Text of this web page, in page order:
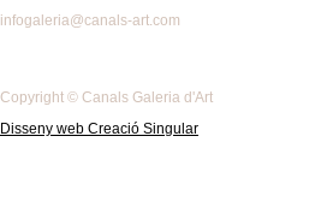
infogaleria@canals-art.com
Copyright © Canals Galeria d'Art
Disseny web Creació Singular